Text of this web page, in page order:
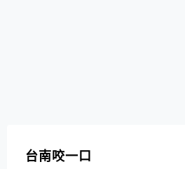
台南咬一口